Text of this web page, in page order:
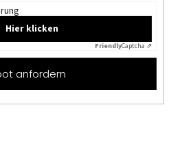
Hier klicken
FriendlyCaptcha ⇗
anfordern